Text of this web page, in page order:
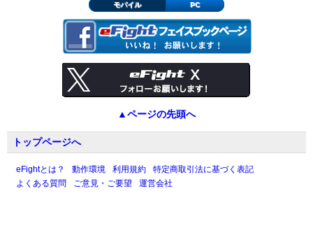
モバイル PC
▲ページの先頭へ
トップページへ
eFightとは？ 動作環境 利用規約
特定商取引法に基づく表記
よくある質問
ご意見・ご要望 運営会社